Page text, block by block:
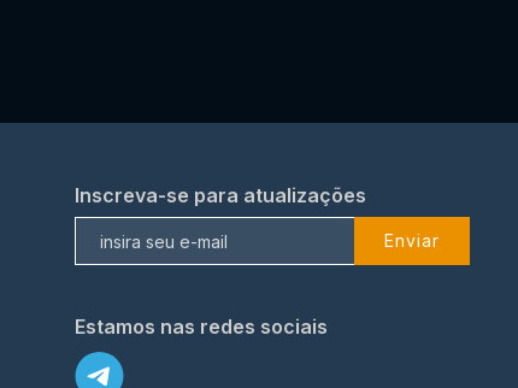
Inscreva-se para atualizações
Enviar
Estamos nas redes sociais